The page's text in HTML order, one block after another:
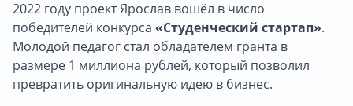
2022 году проект Ярослав вошёл в число
победителей конкурса «Студенческий стартап».
Молодой педагог стал обладателем гранта в
размере 1 миллиона рублей, который позволил
превратить оригинальную идею в бизнес.